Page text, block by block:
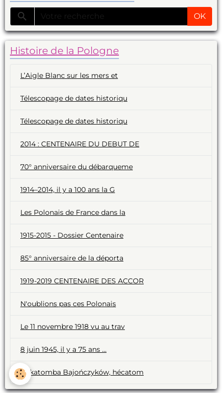
OK
Histoire de la Pologne
L’Aigle Blanc sur les mers et
Télescopage de dates historiqu
Télescopage de dates historiqu
2014 : CENTENAIRE DU DEBUT DE
70° anniversaire du débarqueme
1914–2014, il y a 100 ans la G
Les Polonais de France dans la
1915-2015 - Dossier Centenaire
85° anniversaire de la déporta
1919-2019 CENTENAIRE DES ACCOR
N'oublions pas ces Polonais
Le 11 novembre 1918 vu au trav
8 juin 1945, il y a 75 ans ...
Hekatomba Bajończyków, hécatom